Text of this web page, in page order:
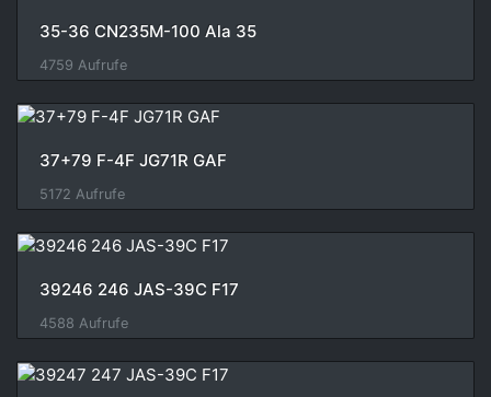
35-36 CN235M-100 Ala 35
4759 Aufrufe
37+79 F-4F JG71R GAF
5172 Aufrufe
39246 246 JAS-39C F17
4588 Aufrufe